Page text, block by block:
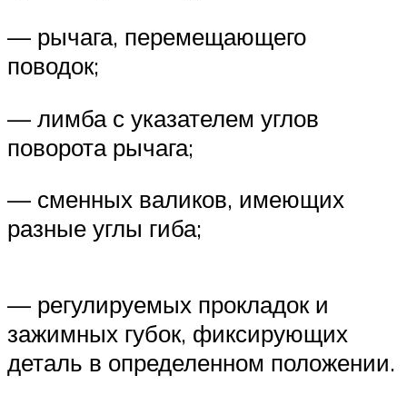
— рычага, перемещающего
поводок;
— лимба с указателем углов
поворота рычага;
— сменных валиков, имеющих
разные углы гиба;
— регулируемых прокладок и
зажимных губок, фиксирующих
деталь в определенном положении.